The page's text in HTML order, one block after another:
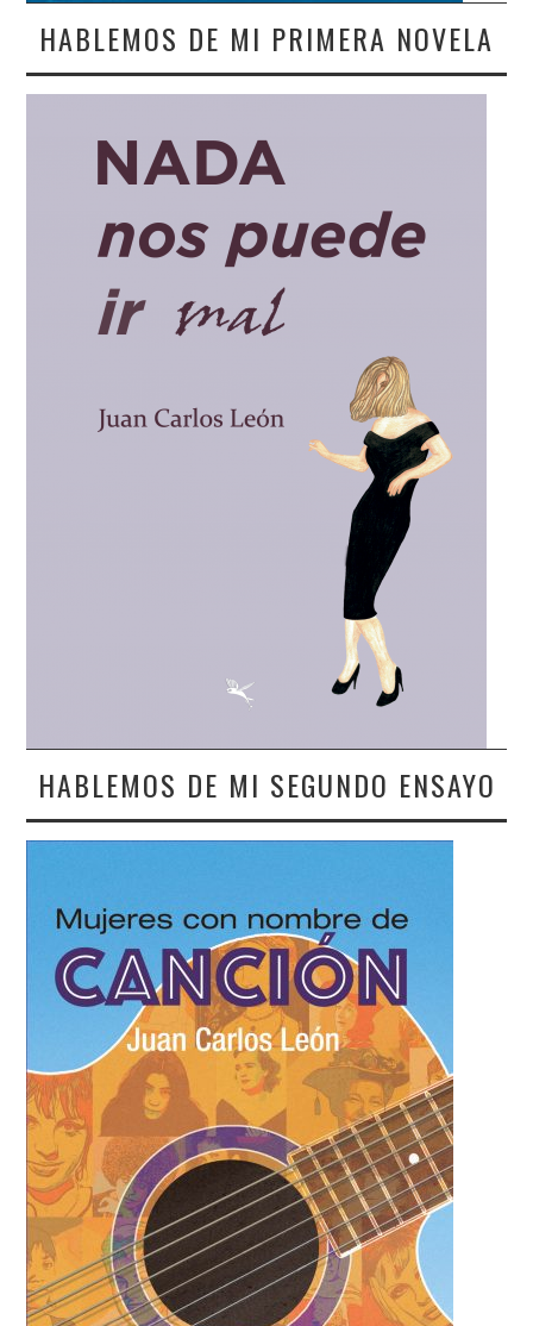
HABLEMOS DE MI PRIMERA NOVELA
HABLEMOS DE MI SEGUNDO ENSAYO